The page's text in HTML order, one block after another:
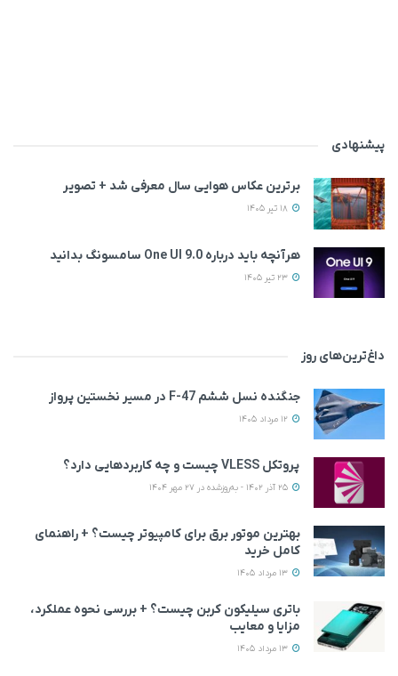
پیشنهادی
برترین عکاس هوایی سال معرفی شد + تصویر
18 تیر 1405
هرآنچه باید درباره One UI 9.0 سامسونگ بدانید
23 تیر 1405
داغ‌ترین‌های روز
جنگنده نسل ششم F-47 در مسیر نخستین پرواز
12 مرداد 1405
پروتکل VLESS چیست و چه کاربردهایی دارد؟
25 آذر 1402 - به‌روزشده در 27 مهر 1404
بهترین موتور برق برای کامپیوتر چیست؟ + راهنمای
کامل خرید
13 مرداد 1405
باتری سیلیکون کربن چیست؟ + بررسی نحوه عملکرد،
مزایا و معایب
13 مرداد 1405